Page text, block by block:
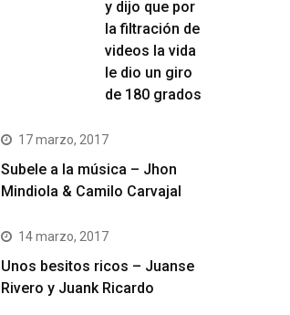
y dijo que por
la filtración de
videos la vida
le dio un giro
de 180 grados
17 marzo, 2017
Subele a la música – Jhon
Mindiola & Camilo Carvajal
14 marzo, 2017
Unos besitos ricos – Juanse
Rivero y Juank Ricardo